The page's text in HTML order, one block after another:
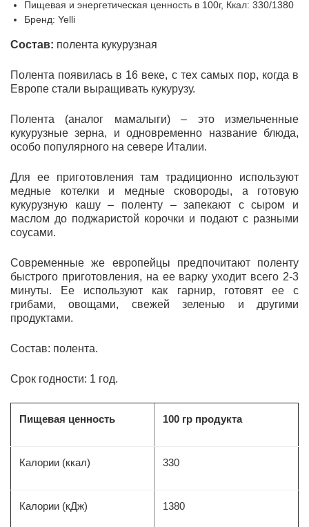
Пищевая и энергетическая ценность в 100г, Ккал: 330/1380
Бренд: Yelli
Состав: полента кукурузная
Полента появилась в 16 веке, с тех самых пор, когда в
Европе стали выращивать кукурузу.
Полента (аналог мамалыги) – это измельченные
кукурузные зерна, и одновременно название блюда,
особо популярного на севере Италии.
Для ее приготовления там традиционно используют
медные котелки и медные сковороды, а готовую
кукурузную кашу – поленту – запекают с сыром и
маслом до поджаристой корочки и подают с разными
соусами.
Современные же европейцы предпочитают поленту
быстрого приготовления, на ее варку уходит всего 2-3
минуты. Ее используют как гарнир, готовят ее с
грибами, овощами, свежей зеленью и другими
продуктами.
Состав: полента.
Срок годности: 1 год.
Пищевая ценность 100 гр продукта
Калории (ккал) 330
Калории (кДж) 1380